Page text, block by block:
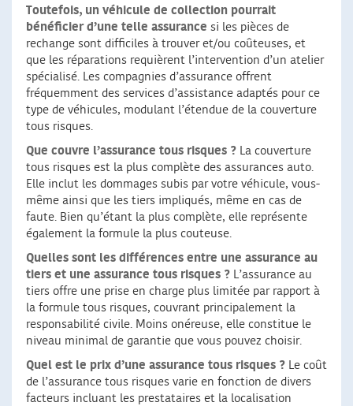
Toutefois, un véhicule de collection pourrait
bénéficier d’une telle assurance si les pièces de
rechange sont difficiles à trouver et/ou coûteuses, et
que les réparations requièrent l’intervention d’un atelier
spécialisé. Les compagnies d’assurance offrent
fréquemment des services d’assistance adaptés pour ce
type de véhicules, modulant l’étendue de la couverture
tous risques.
Que couvre l’assurance tous risques ? La couverture
tous risques est la plus complète des assurances auto.
Elle inclut les dommages subis par votre véhicule, vous-
même ainsi que les tiers impliqués, même en cas de
faute. Bien qu’étant la plus complète, elle représente
également la formule la plus couteuse.
Quelles sont les différences entre une assurance au
tiers et une assurance tous risques ? L’assurance au
tiers offre une prise en charge plus limitée par rapport à
la formule tous risques, couvrant principalement la
responsabilité civile. Moins onéreuse, elle constitue le
niveau minimal de garantie que vous pouvez choisir.
Quel est le prix d’une assurance tous risques ? Le coût
de l’assurance tous risques varie en fonction de divers
facteurs incluant les prestataires et la localisation